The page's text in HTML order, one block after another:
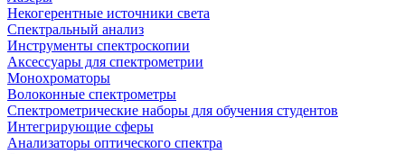
Некогерентные источники света
Спектральный анализ
Инструменты спектроскопии
Аксессуары для спектрометрии
Монохроматоры
Волоконные спектрометры
Спектрометрические наборы для обучения студентов
Интегрирующие сферы
Анализаторы оптического спектра